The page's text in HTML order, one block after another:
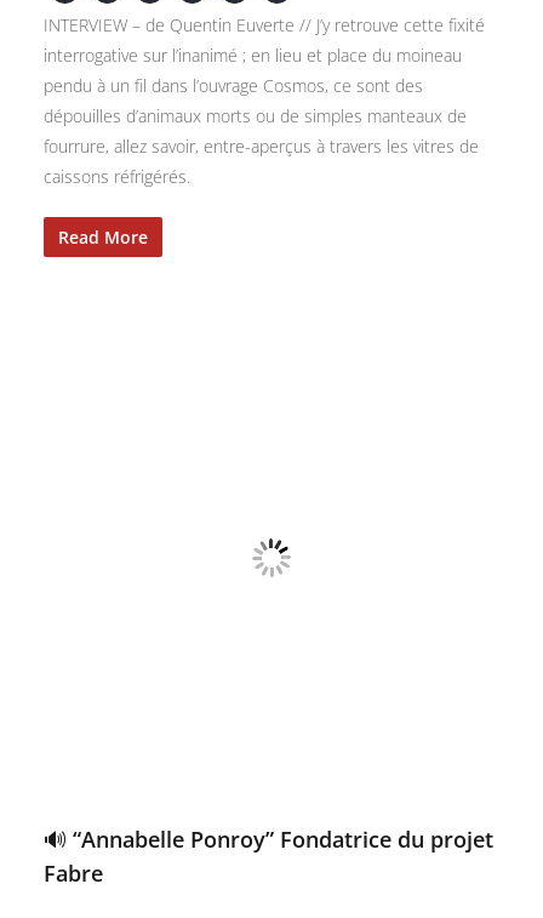
INTERVIEW – de Quentin Euverte // J’y retrouve cette fixité
interrogative sur l’inanimé ; en lieu et place du moineau
pendu à un fil dans l’ouvrage Cosmos, ce sont des
dépouilles d’animaux morts ou de simples manteaux de
fourrure, allez savoir, entre-aperçus à travers les vitres de
caissons réfrigérés.
Read More
🔊 “Annabelle Ponroy” Fondatrice du projet
Fabre